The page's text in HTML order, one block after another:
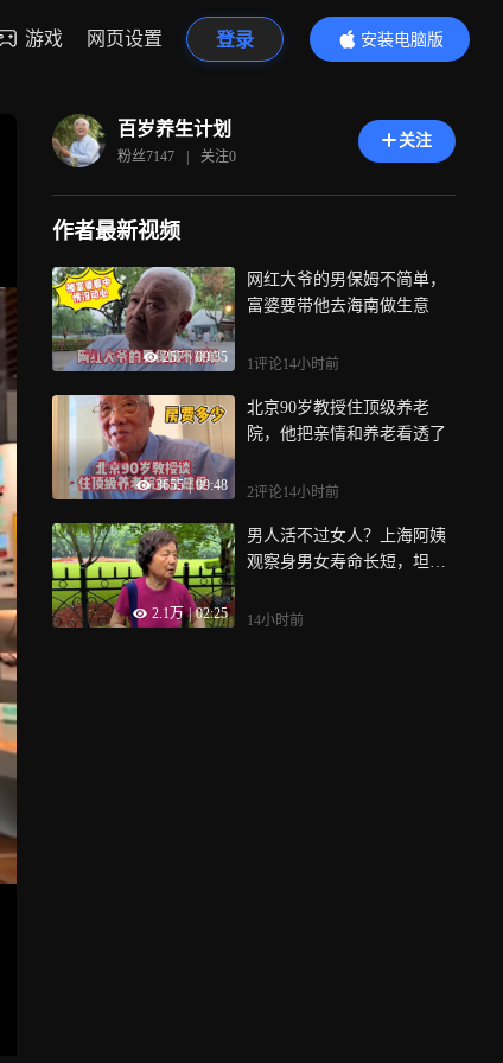
游戏 网页设置 登录
安装电脑版
内容更精彩
百岁养生计划
粉丝7147 | 关注0
关注
作者最新视频
257 | 09:35
网红大爷的男保姆不简单，
富婆要带他去海南做生意
1评论14小时前
3655 | 09:48
北京90岁教授住顶级养老
院，他把亲情和养老看透了
2评论14小时前
2.1万 | 02:25
男人活不过女人？上海阿姨
观察身男女寿命长短，坦言
14小时前